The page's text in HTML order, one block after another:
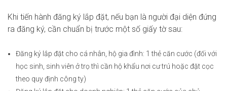
Khi tiến hành đăng ký lắp đặt, nếu bạn là người đại diện đứng
ra đăng ký, cần chuẩn bị trước một số giấy tờ sau:
Đăng ký lắp đặt cho cá nhân, hộ gia đình: 1 thẻ căn cước (đối với
học sinh, sinh viên ở trọ thì cần hộ khẩu nơi cư trú hoặc đặt cọc
theo quy định công ty)